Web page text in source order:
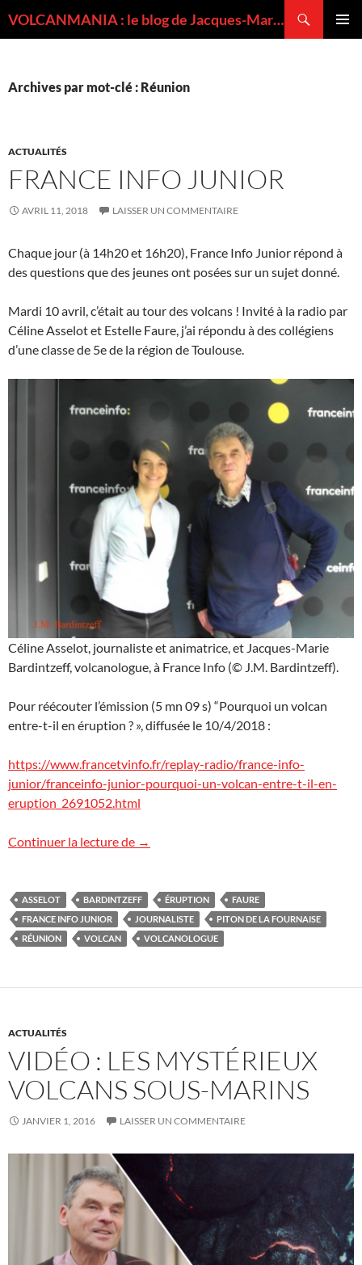
VOLCANMANIA : le blog de Jacques-Marie BARDINTZEFF, volcanologue
Archives par mot-clé : Réunion
ACTUALITÉS
FRANCE INFO JUNIOR
AVRIL 11, 2018 LAISSER UN COMMENTAIRE
Chaque jour (à 14h20 et 16h20), France Info Junior répond à
des questions que des jeunes ont posées sur un sujet donné.
Mardi 10 avril, c’était au tour des volcans ! Invité à la radio par
Céline Asselot et Estelle Faure, j’ai répondu à des collégiens
d’une classe de 5e de la région de Toulouse.
Céline Asselot, journaliste et animatrice, et Jacques-Marie
Bardintzeff, volcanologue, à France Info (© J.M. Bardintzeff).
Pour réécouter l’émission (5 mn 09 s) “Pourquoi un volcan
entre-t-il en éruption ? », diffusée le 10/4/2018 :
https://www.francetvinfo.fr/replay-radio/france-info-
junior/franceinfo-junior-pourquoi-un-volcan-entre-t-il-en-
eruption_2691052.html
Continuer la lecture de France Info Junior
→
ASSELOT BARDINTZEFF ÉRUPTION
FAURE
FRANCE INFO JUNIOR
JOURNALISTE
PITON DE LA FOURNAISE
RÉUNION
VOLCAN VOLCANOLOGUE
ACTUALITÉS
VIDÉO : LES MYSTÉRIEUX
VOLCANS SOUS-MARINS
JANVIER 1, 2016 LAISSER UN COMMENTAIRE